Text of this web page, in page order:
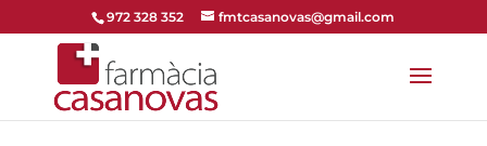
972 328 352 fmtcasanovas@gmail.com